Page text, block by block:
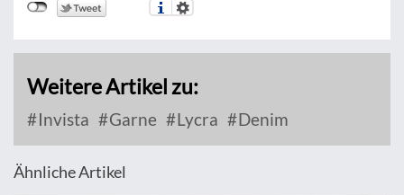
Weitere Artikel zu:
Invista Garne Lycra Denim
Ähnliche Artikel